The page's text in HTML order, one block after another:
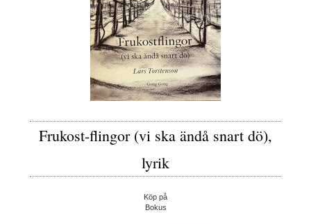
Frukost-flingor (vi ska ändå snart dö),
lyrik
Köp på
Bokus